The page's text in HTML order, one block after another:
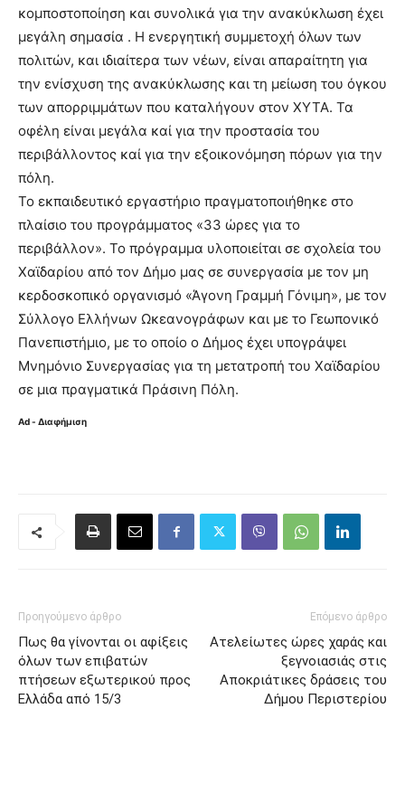
κομποστοποίηση και συνολικά για την ανακύκλωση έχει
μεγάλη σημασία . Η ενεργητική συμμετοχή όλων των
πολιτών, και ιδιαίτερα των νέων, είναι απαραίτητη για
την ενίσχυση της ανακύκλωσης και τη μείωση του όγκου
των απορριμμάτων που καταλήγουν στον ΧΥΤΑ. Τα
οφέλη είναι μεγάλα καί για την προστασία του
περιβάλλοντος καί για την εξοικονόμηση πόρων για την
πόλη.
Το εκπαιδευτικό εργαστήριο πραγματοποιήθηκε στο
πλαίσιο του προγράμματος «33 ώρες για το
περιβάλλον». Το πρόγραμμα υλοποιείται σε σχολεία του
Χαϊδαρίου από τον Δήμο μας σε συνεργασία με τον μη
κερδοσκοπικό οργανισμό «Άγονη Γραμμή Γόνιμη», με τον
Σύλλογο Ελλήνων Ωκεανογράφων και με το Γεωπονικό
Πανεπιστήμιο, με το οποίο ο Δήμος έχει υπογράψει
Μνημόνιο Συνεργασίας για τη μετατροπή του Χαϊδαρίου
σε μια πραγματικά Πράσινη Πόλη.
Ad - Διαφήμιση
Προηγούμενο άρθρο
Πως θα γίνονται οι αφίξεις
όλων των επιβατών
πτήσεων εξωτερικού προς
Ελλάδα από 15/3
Επόμενο άρθρο
Ατελείωτες ώρες χαράς και
ξεγνοιασιάς στις
Αποκριάτικες δράσεις του
Δήμου Περιστερίου